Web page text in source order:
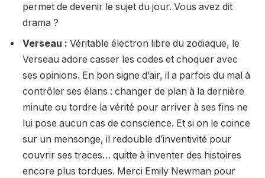
permet de devenir le sujet du jour. Vous avez dit
drama ?
Verseau : Véritable électron libre du zodiaque, le
Verseau adore casser les codes et choquer avec
ses opinions. En bon signe d’air, il a parfois du mal à
contrôler ses élans : changer de plan à la dernière
minute ou tordre la vérité pour arriver à ses fins ne
lui pose aucun cas de conscience. Et si on le coince
sur un mensonge, il redouble d’inventivité pour
couvrir ses traces… quitte à inventer des histoires
encore plus tordues. Merci Emily Newman pour